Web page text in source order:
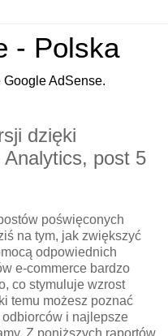
- Polska
AdSense.
dzięki
post 5
poświęconych
na tym, jak zwiększyć
odpowiednich
e-commerce bardzo
co stymuluje wzrost
temu możesz poznać
i najlepsze
Z poniższych raportów